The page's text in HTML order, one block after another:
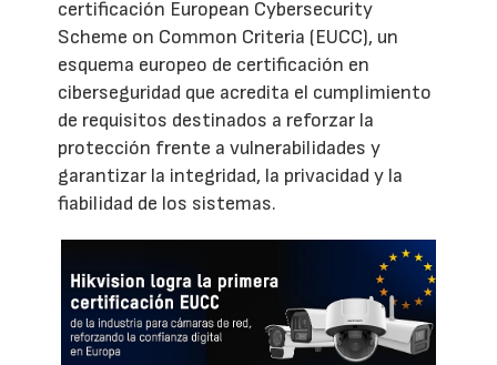
certificación European Cybersecurity
Scheme on Common Criteria (EUCC), un
esquema europeo de certificación en
ciberseguridad que acredita el cumplimiento
de requisitos destinados a reforzar la
protección frente a vulnerabilidades y
garantizar la integridad, la privacidad y la
fiabilidad de los sistemas.